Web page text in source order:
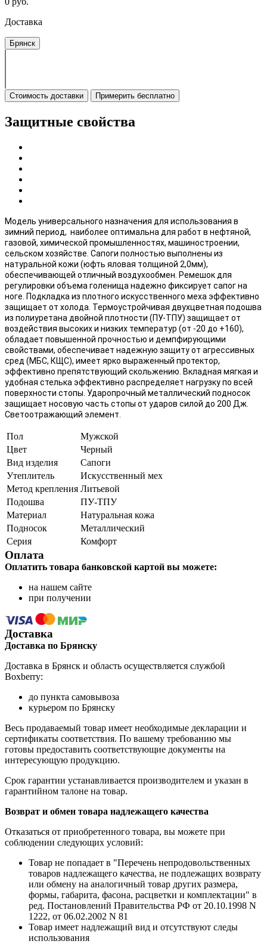
Доставка
Брянск
Стоимость доставки Примерить бесплатно
Защитные свойства
Модель универсального назначения для использования в
зимний период, наиболее оптимальна для работ в нефтяной,
газовой, химической промышленностях, машиностроении,
сельском хозяйстве. Сапоги полностью выполнены из
натуральной кожи (юфть яловая толщиной 2,0мм),
обеспечивающей отличный воздухообмен. Ремешок для
регулировки объема голенища надежно фиксирует сапог на
ноге. Подкладка из плотного искусственного меха эффективно
защищает от холода. Термоустройчивая двухцветная подошва
из полиуретана двойной плотности (ПУ-ТПУ) защищает от
воздействия высоких и низких температур (от -20 до +160),
обладает повышенной прочностью и демпфирующими
свойствами, обеспечивает надежную защиту от агрессивных
сред (МБС, КЩС), имеет ярко выраженный протектор,
эффективно препятствующий скольжению. Вкладная мягкая и
удобная стелька эффективно распределяет нагрузку по всей
поверхности стопы. Ударопрочный металлический подносок
защищает носовую часть стопы от ударов силой до 200 Дж.
Светоотражающий элемент.
Пол
Мужской
Цвет
Черный
Вид изделия
Сапоги
Утеплитель
Искусственный мех
Метод крепления Литьевой
Подошва
ПУ-ТПУ
Материал
Натуральная кожа
Подносок
Металлический
Серия
Комфорт
Оплата
Оплатить товара банковской картой вы можете:
на нашем сайте
при получении
Доставка
Доставка по Брянску
Доставка в Брянск и область осуществляется службой
Boxberry:
до пункта самовывоза
курьером по Брянску
Весь продаваемый товар имеет необходимые декларации и
сертификаты соответствия. По вашему требованию мы
готовы предоставить соответствующие документы на
интересующую продукцию.
Срок гарантии устанавливается производителем и указан в
гарантийном талоне на товар.
Возврат и обмен товара надлежащего качества
Отказаться от приобретенного товара, вы можете при
соблюдении следующих условий:
Товар не попадает в "Перечень непродовольственных
товаров надлежащего качества, не подлежащих возврату
или обмену на аналогичный товар других размера,
формы, габарита, фасона, расцветки и комплектации" в
ред. Постановлений Правительства РФ от 20.10.1998 N
1222, от 06.02.2002 N 81
Товар имеет надлежащий вид и отсутствуют следы
использования